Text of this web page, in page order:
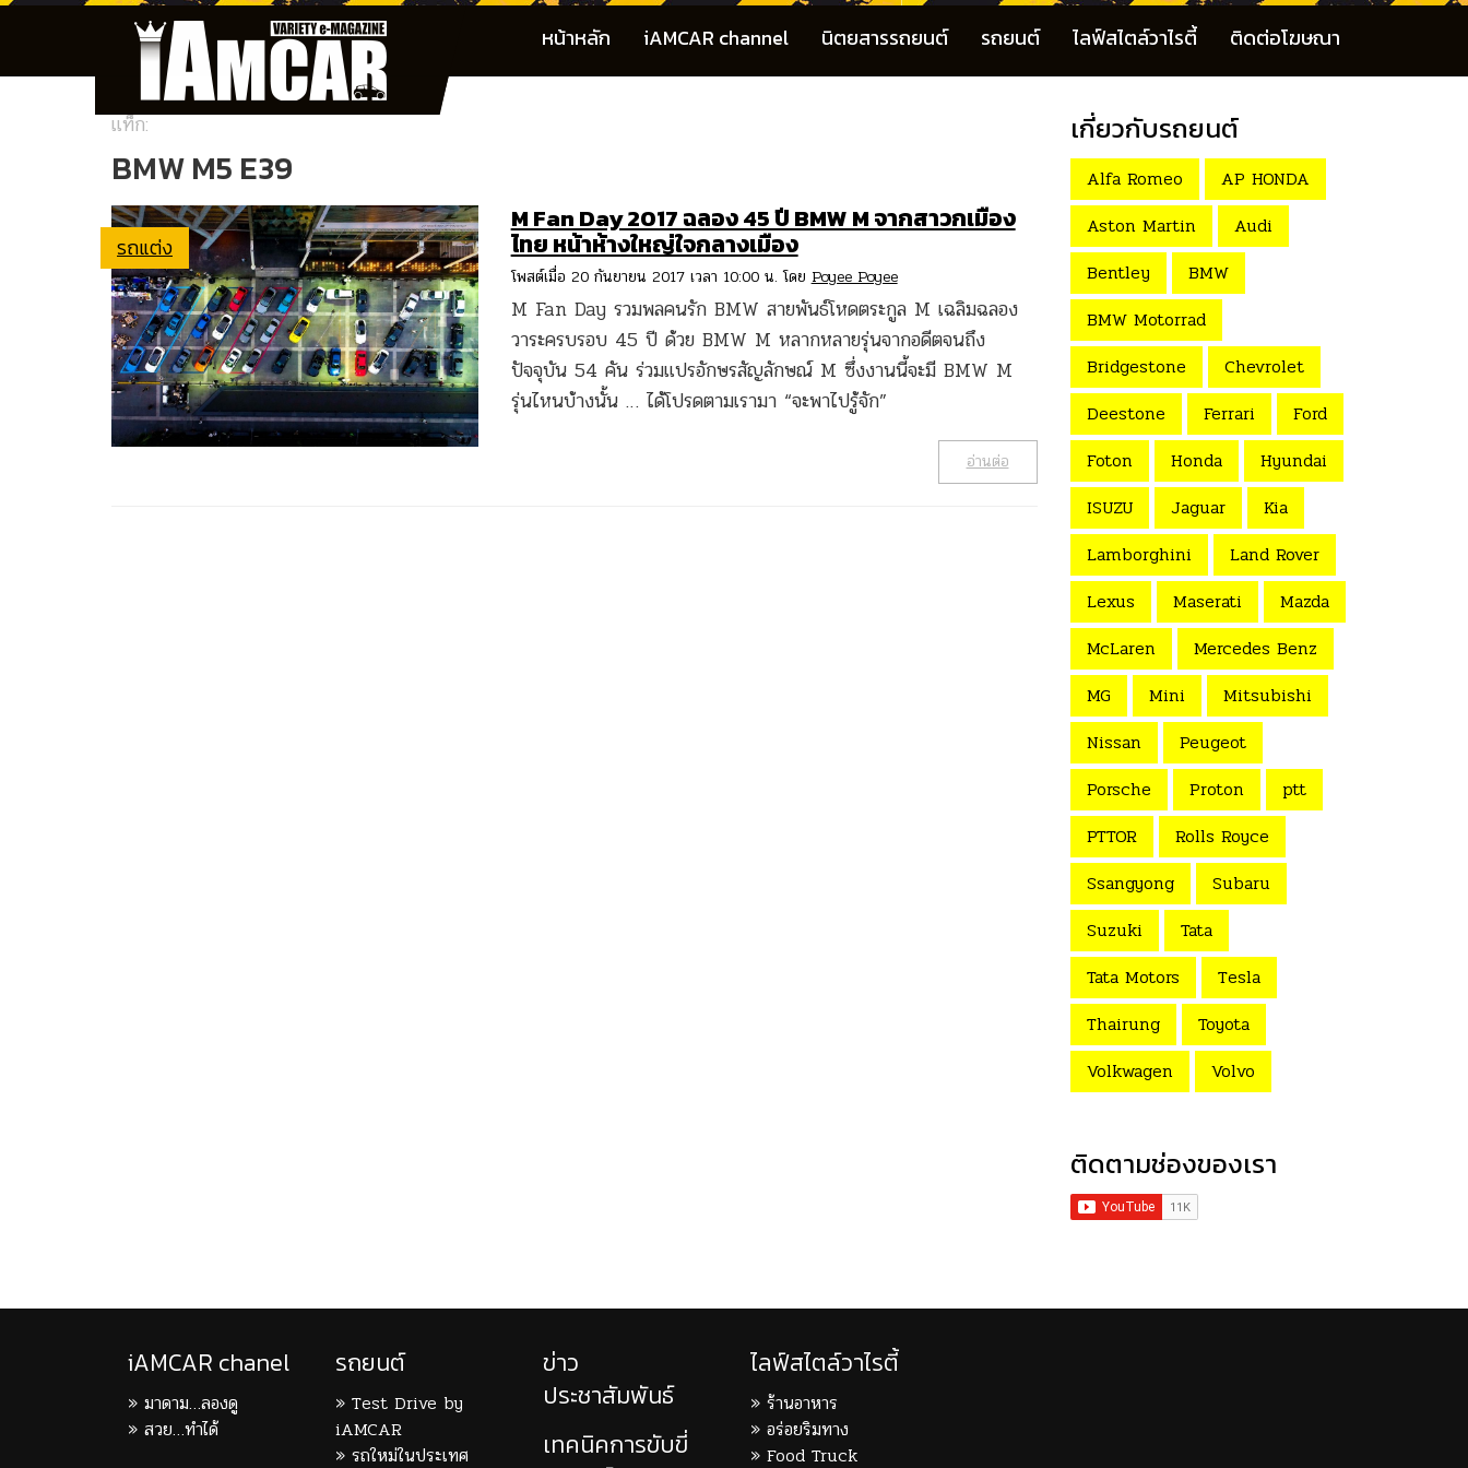
หน้าหลัก iAMCAR channel นิตยสารรถยนต์ รถยนต์ ไลฟ์สไตล์วาไรตี้ ติดต่อโฆษณา
แท็ก:
BMW M5 E39
รถแต่ง
M Fan Day 2017 ฉลอง 45 ปี BMW M จากสาวกเมือง
ไทย หน้าห้างใหญ่ใจกลางเมือง
โพสต์เมื่อ 20 กันยายน 2017 เวลา 10:00 น. โดย Poyee Poyee
M Fan Day รวมพลคนรัก BMW สายพันธ์โหดตระกูล M เฉลิมฉลอง
วาระครบรอบ 45 ปี ด้วย BMW M หลากหลายรุ่นจากอดีตจนถึง
ปัจจุบัน 54 คัน ร่วมแปรอักษรสัญลักษณ์ M ซึ่งงานนี้จะมี BMW M
รุ่นไหนบ้างนั้น … ได้โปรดตามเรามา “จะพาไปรู้จัก”
อ่านต่อ
เกี่ยวกับรถยนต์
Alfa Romeo
AP HONDA
Aston Martin
Audi
Bentley
BMW
BMW Motorrad
Bridgestone
Chevrolet
Deestone
Ferrari
Ford
Foton
Honda
Hyundai
ISUZU
Jaguar
Kia
Lamborghini
Land Rover
Lexus
Maserati
Mazda
McLaren
Mercedes Benz
MG
Mini
Mitsubishi
Nissan
Peugeot
Porsche
Proton
ptt
PTTOR
Rolls Royce
Ssangyong
Subaru
Suzuki
Tata
Tata Motors
Tesla
Thairung
Toyota
Volkwagen
Volvo
ติดตามช่องของเรา
iAMCAR chanel
มาดาม…ลองดู
สวย…ทำได้
รถยนต์
Test Drive by
iAMCAR
รถใหม่ในประเทศ
ข่าว
ประชาสัมพันธ์
เทคนิคการขับขี่
ไลฟ์สไตล์วาไรตี้
ร้านอาหาร
อร่อยริมทาง
Food Truck